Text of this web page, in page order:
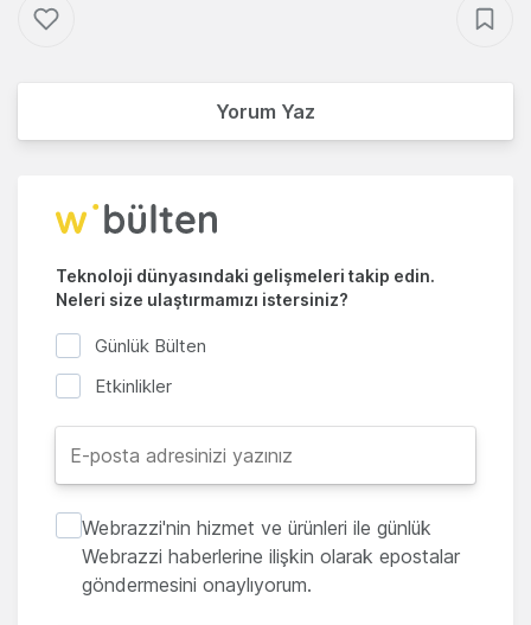
Yorum Yaz
Teknoloji dünyasındaki gelişmeleri takip edin.
Neleri size ulaştırmamızı istersiniz?
Günlük Bülten
Etkinlikler
Webrazzi'nin hizmet ve ürünleri ile günlük
Webrazzi haberlerine ilişkin olarak epostalar
göndermesini onaylıyorum.